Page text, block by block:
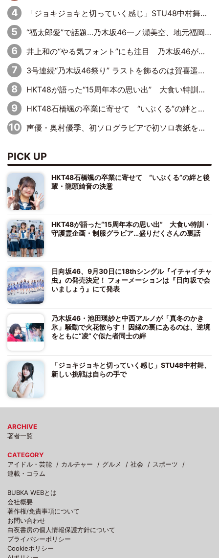
「ジョキジョキと切っていく感じ」STU48中村舞、新しい挑戦は自らの手で
“福太郎愛”で話題…乃木坂46一ノ瀬美空、地元福岡『めんべい25周年トップサポーター』に就任
井上和の“やる気フォント”にも注目 乃木坂46が挑んだ書道パフォーマンスの舞台裏
3号連続“乃木坂46祭り” ラストを飾るのは賀喜遥香…5年ぶりの登場に「5年分大人になった私を見ていただけたら」
HKT48が語った“15周年本の思い出” 大食い特訓・守護霊企画・制服グラビア…盛りだくさんの裏話
HKT48石橋颯の卒業に寄せて “いぶくる”の絆と後輩・龍頭綺音の決意
声優・奥村優季、初ソログラビアで初ソロ表紙を飾る！ 初めて見せる表情や、声優を志したきっかけなどを語った必読のインタビューを掲載
PICK UP
HKT48石橋颯の卒業に寄せて “いぶくる”の絆と後
輩・龍頭綺音の決意
HKT48が語った“15周年本の思い出” 大食い特訓・
守護霊企画・制服グラビア…盛りだくさんの裏話
日向坂46、9月30日に18thシングル『イチャイチャ
虫』の発売決定！ フォーメーションは『日向坂で会
いましょう』にて発表
乃木坂46・池田瑛紗と中西アルノが「真冬のかき
氷」騒動で火花散らす！ 因縁の裏にあるのは、逆境
をともに“凌”ぐ似た者同士の絆
「ジョキジョキと切っていく感じ」STU48中村舞、
新しい挑戦は自らの手で
ARCHIVE
著者一覧
CATEGORY
アイドル・芸能
カルチャー グルメ 社会
スポーツ
連載・コラム
BUBKA WEBとは
会社概要
著作権/免責事項について
お問い合わせ
白夜書房の個人情報保護方針について
プライバシーポリシー
Cookieポリシー